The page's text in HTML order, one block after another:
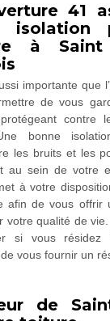
41
isolation
à
importante que
de vous
contre
bonne
les bruits et les
au sein de votre
à votre
afin de vous offrir
votre qualité de vie.
si vous résidez
vous fournir un
de